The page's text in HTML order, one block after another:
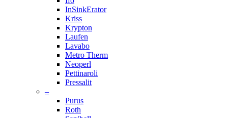
InSinkErator
Kriss
Krypton
Laufen
Lavabo
Metro Therm
Neoperl
Pettinaroli
Pressalit
–
Purus
Roth